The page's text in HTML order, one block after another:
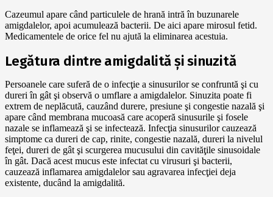
Cazeumul apare când particulele de hrană intră în buzunarele
amigdalelor, apoi acumulează bacterii. De aici apare mirosul fetid.
Medicamentele de orice fel nu ajută la eliminarea acestuia.
Legătura dintre amigdalită şi sinuzită
Persoanele care suferă de o infecţie a sinusurilor se confruntă şi cu
dureri în gât şi observă o umflare a amigdalelor. Sinuzita poate fi
extrem de neplăcută, cauzând durere, presiune şi congestie nazală şi
apare când membrana mucoasă care acoperă sinusurile şi fosele
nazale se inflamează şi se infectează. Infecţia sinusurilor cauzează
simptome ca dureri de cap, rinite, congestie nazală, dureri la nivelul
feţei, dureri de gât şi scurgerea mucusului din cavităţile sinusoidale
în gât. Dacă acest mucus este infectat cu virusuri şi bacterii,
cauzează inflamarea amigdalelor sau agravarea infecţiei deja
existente, ducând la amigdalită.